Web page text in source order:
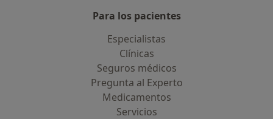
Para los pacientes
Especialistas
Clínicas
Seguros médicos
Pregunta al Experto
Medicamentos
Servicios